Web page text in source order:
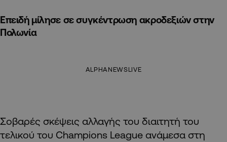
Επειδή μίλησε σε συγκέντρωση ακρoδεξιών στην
Πολωνία
ALPHANEWSLIVE
Σοβαρές σκέψεις αλλαγής του διαιτητή του
τελικού του Champions League ανάμεσα στη